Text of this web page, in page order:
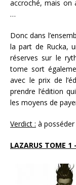
accroché, mais on
…
Donc dans
la part de Rucka,
réserves sur le
tome sort
avec le prix de
prendre l’édition
les moyens de
Verdict : à posséder
LAZARUS TOME 1